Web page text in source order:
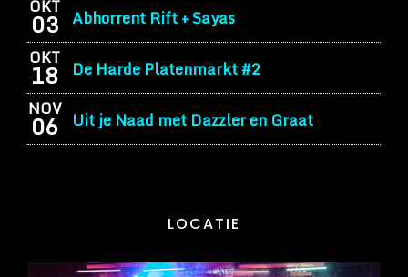
OKT
03 Abhorrent Rift + Sayas
OKT
18 De Harde Platenmarkt #2
NOV
06 Uit je Naad met Dazzler en Graat
LOCATIE